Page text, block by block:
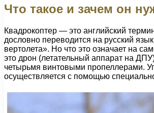
Что такое и зачем он
Квадрокоптер — это английский
дословно переводится на русский
вертолета». Но что это означает на
это дрон (летательный аппарат на
четырьмя винтовыми пропеллерами.
осуществляется с помощью